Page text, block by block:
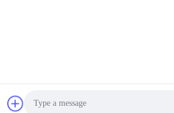
Film Leverancier. Copyright © 2018-
Plastic Products Co., Ltd. . Alle